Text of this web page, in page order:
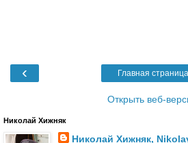
‹ Главная страница
Открыть веб-
Николай Хижняк
Николай Хижняк,